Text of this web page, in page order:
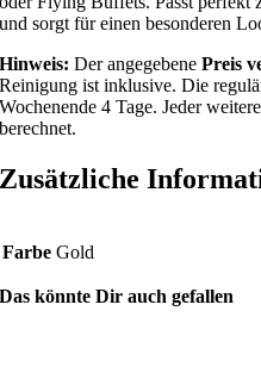
und sorgt für einen besonderen
Hinweis: Der angegebenePreis
Reinigung ist inklusive. Die
Wochenende 4 Tage. Jeder
berechnet.
Zusätzliche
Farbe Gold
Das könnte Dir auch gefallen